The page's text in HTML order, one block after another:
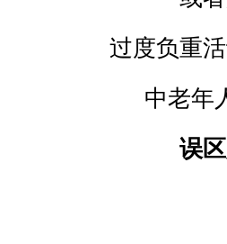
过度负重
中老年
误